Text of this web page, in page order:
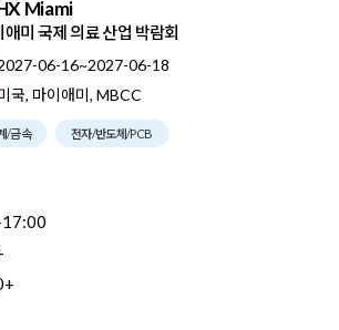
Miami
애미 국제 의료 산업 박람회
06-16~2027-06-18
국, 마이애미, MBCC
/금속 전자/반도체/PCB